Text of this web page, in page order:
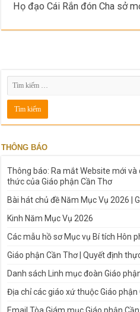
Họ đạo Cái Rắn đón Cha sở
THÔNG BÁO
Thông báo: Ra mắt Website mới
thức của Giáo phận Cần Thơ
Bài hát chủ đề Năm Mục Vụ 2026 |
Kinh Năm Mục Vụ 2026
Các mẫu hồ sơ Mục vụ Bí tích Hôn
Giáo phận Cần Thơ | Quyết định
Danh sách Linh mục đoàn Giáo
Địa chỉ các giáo xứ thuộc Giáo phận